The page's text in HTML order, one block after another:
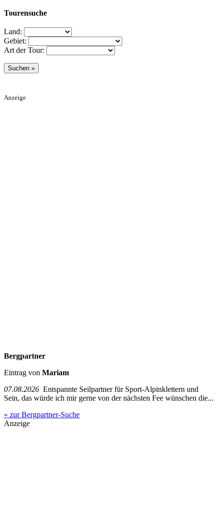
Tourensuche
Land:
Gebiet:
Art der Tour:
Anzeige
Bergpartner
Eintrag von Mariam
07.08.2026 Entspannte Seilpartner für Sport-Alpinklettern und
Sein, das würde ich mir gerne von der nächsten Fee wünschen die...
» zur Bergpartner-Suche
Anzeige